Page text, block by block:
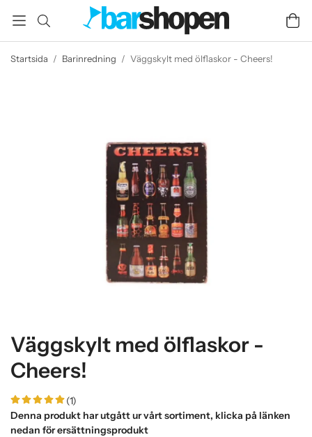
Startsida / Barinredning / Väggskylt med ölflaskor - Cheers!
Väggskylt med ölflaskor -
Cheers!
(1)
Denna produkt har utgått ur vårt sortiment, klicka på länken
nedan för ersättningsprodukt